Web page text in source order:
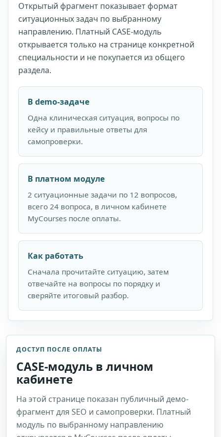
Открытый фрагмент показывает формат
ситуационных задач по выбранному
направлению. Платный CASE-модуль
открывается только на странице конкретной
специальности и не покупается из общего
раздела.
В demo-задаче
Одна клиническая ситуация, вопросы по
кейсу и правильные ответы для
самопроверки.
В платном модуле
2 ситуационные задачи по 12 вопросов,
всего 24 вопроса, в личном кабинете
MyCourses после оплаты.
Как работать
Сначала прочитайте ситуацию, затем
отвечайте на вопросы по порядку и
сверяйте итоговый разбор.
ДОСТУП ПОСЛЕ ОПЛАТЫ
CASE-модуль в личном
кабинете
На этой странице показан публичный демо-
фрагмент для SEO и самопроверки. Платный
модуль по выбранному направлению